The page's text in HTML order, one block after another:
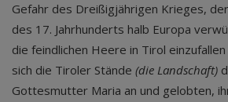
Gefahr des Dreißigjährigen Krieges,
des 17. Jahrhunderts halb Europa
die feindlichen Heere in Tirol
sich die Tiroler Stände (die Landschaft)
Gottesmutter Maria an und gelobten,